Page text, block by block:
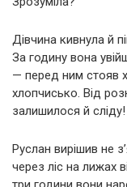
Дівчина кивнула й
За годину вона
— перед ним стояв
хлопчисько. Від
залишилося й сліду!
Руслан вирішив не
через ліс на лижах